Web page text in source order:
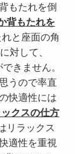
もたれを倒
背もたれを
と座面の角
対して、
きません。
うので率直
快適性には
クスの仕方
リラックス
適性を重視